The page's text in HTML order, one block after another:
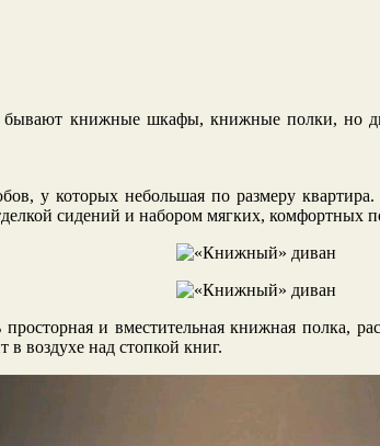
книжные шкафы, книжные полки, но
у которых небольшая по размеру
сидений и набором мягких, комфортных
и вместительная книжная полка,
в воздухе над стопкой книг.